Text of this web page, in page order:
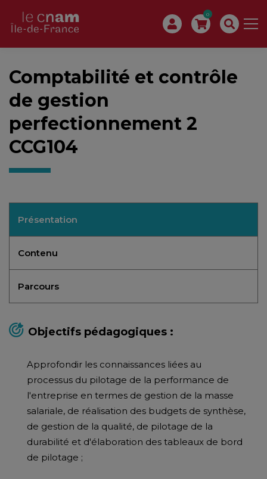
0
Comptabilité et contrôle
de gestion
perfectionnement 2
CCG104
Présentation
Contenu
Parcours
Objectifs pédagogiques :
Approfondir les connaissances liées au
processus du pilotage de la performance de
l'entreprise en termes de gestion de la masse
salariale, de réalisation des budgets de synthèse,
de gestion de la qualité, de pilotage de la
durabilité et d'élaboration des tableaux de bord
de pilotage ;